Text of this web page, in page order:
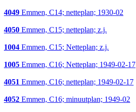
4049 Emmen, C14; netteplan; 1930-02
4050 Emmen, C15; netteplan; z.j.
1004 Emmen, C15; Netteplan; z.j.
1005 Emmen, C16; Netteplan; 1949-02-17
4051 Emmen, C16; netteplan; 1949-02-17
4052 Emmen, C16; minuutplan; 1949-02